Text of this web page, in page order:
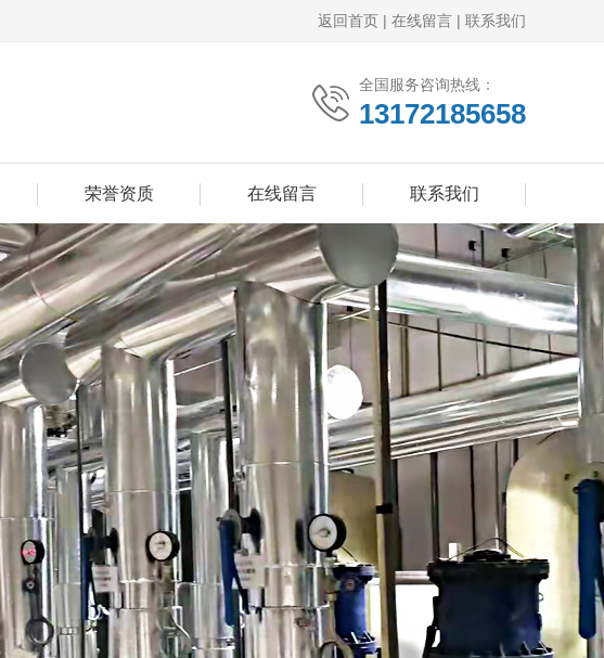
返回首页 | 在线留言 | 联系我们
全国服务咨询热线：
13172185658
荣誉资质 在线留言 联系我们